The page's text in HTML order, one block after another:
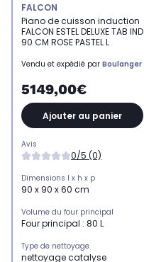
FALCON
Piano de cuisson induction
FALCON ESTEL DELUXE TAB IND
90 CM ROSE PASTEL L
Vendu et expédié par Boulanger
5149,00€
Ajouter au panier
Avis
0/5 (0)
Dimensions l x h x p
90 x 90 x 60 cm
Volume du four principal
Four principal : 80 L
Type de nettoyage
nettoyage catalyse